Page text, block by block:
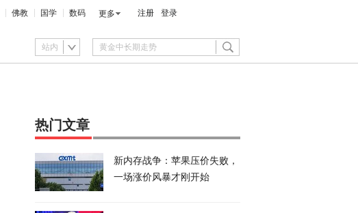
佛教 国学 数码 更多 注册 登录
站内
热门文章
新内存战争：苹果压价失败，
一场涨价风暴才刚开始